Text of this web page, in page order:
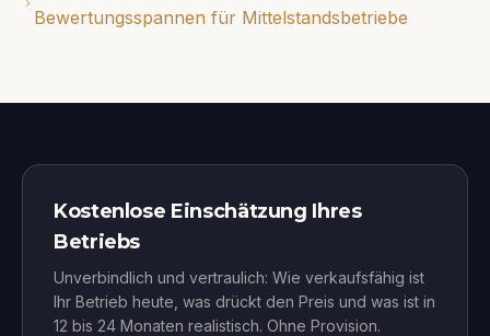
Bewertungsspannen für Mittelstandsbetriebe
Kostenlose Einschätzung Ihres
Betriebs
Unverbindlich und vertraulich: Wie verkaufsfähig ist
Ihr Betrieb heute, was drückt den Preis und was ist in
12 bis 24 Monaten realistisch. Ohne Provision.